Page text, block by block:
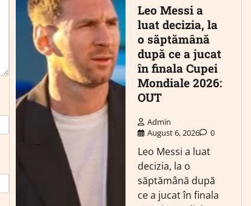
Leo Messi a
luat decizia, la
o săptămână
după ce a jucat
în finala Cupei
Mondiale 2026:
OUT
Admin
August 6, 2026
0
Leo Messi a luat
decizia, la o
săptămână după
ce a jucat în finala